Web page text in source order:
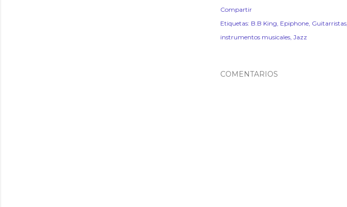
Compartir
Etiquetas: B.B King Epiphone Guitarristas
instrumentos musicales Jazz
COMENTARIOS